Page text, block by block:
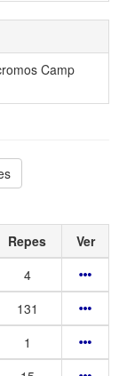
Camp
Repes
Ver
4
131
1